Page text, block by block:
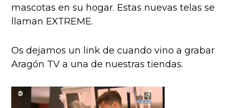
mascotas en su hogar. Estas nuevas telas se
llaman EXTREME.
Os dejamos un link de cuando vino a grabar
Aragón TV a una de nuestras tiendas.